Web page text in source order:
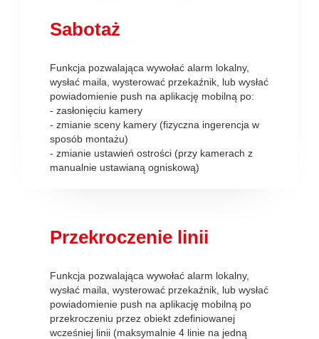
Sabotaż
Funkcja pozwalająca wywołać alarm lokalny,
wysłać maila, wysterować przekaźnik, lub wysłać
powiadomienie push na aplikację mobilną po:
- zasłonięciu kamery
- zmianie sceny kamery (fizyczna ingerencja w
sposób montażu)
- zmianie ustawień ostrości (przy kamerach z
manualnie ustawianą ogniskową)
Przekroczenie linii
Funkcja pozwalająca wywołać alarm lokalny,
wysłać maila, wysterować przekaźnik, lub wysłać
powiadomienie push na aplikację mobilną po
przekroczeniu przez obiekt zdefiniowanej
wcześniej linii (maksymalnie 4 linie na jedną